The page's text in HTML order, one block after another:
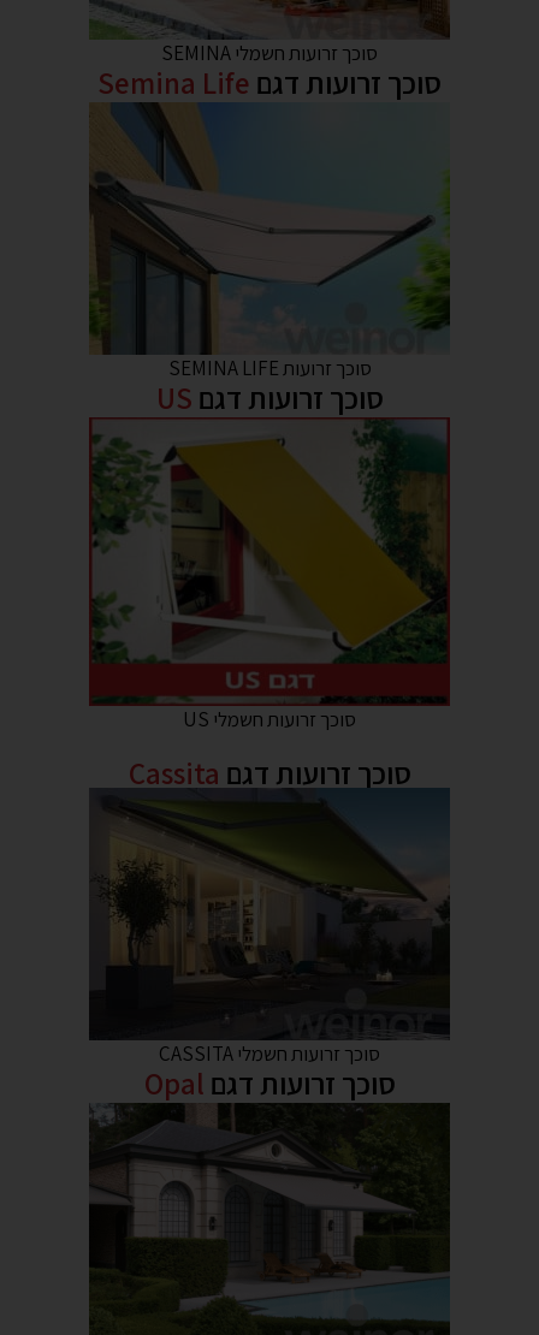
סוכך זרועות חשמלי SEMINA
סוכך זרועות דגם
סוכך זרועות SEMINA LIFE
סוכך זרועות דגם
סוכך זרועות חשמלי US
סוכך זרועות דגם
סוכך זרועות חשמלי CASSITA
סוכך זרועות דגם